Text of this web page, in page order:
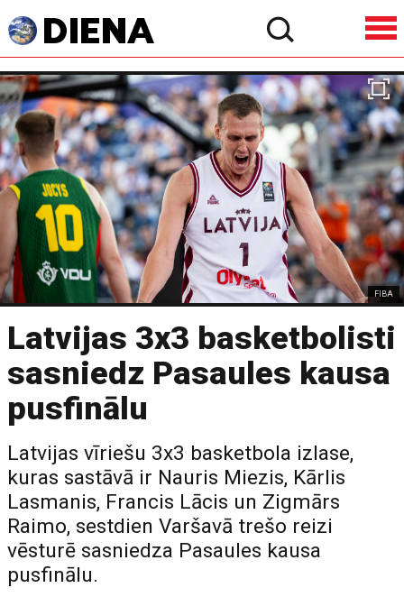
FIBA
Latvijas 3x3 basketbolisti
sasniedz Pasaules kausa
pusfinālu
Latvijas vīriešu 3x3 basketbola izlase,
kuras sastāvā ir Nauris Miezis, Kārlis
Lasmanis, Francis Lācis un Zigmārs
Raimo, sestdien Varšavā trešo reizi
vēsturē sasniedza Pasaules kausa
pusfinālu.